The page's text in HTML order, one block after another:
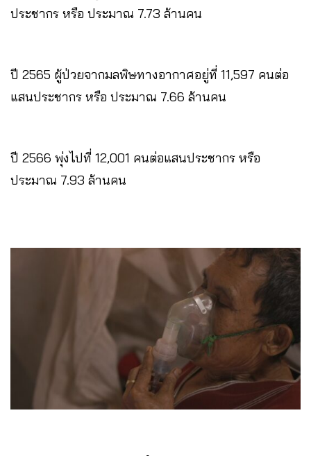
ประชากร หรือ ประมาณ 7.73 ล้านคน
ปี 2565 ผู้ป่วยจากมลพิษทางอากาศอยู่ที่ 11,597 คนต่อ
แสนประชากร หรือ ประมาณ 7.66 ล้านคน
ปี 2566 พุ่งไปที่ 12,001 คนต่อแสนประชากร หรือ
ประมาณ 7.93 ล้านคน